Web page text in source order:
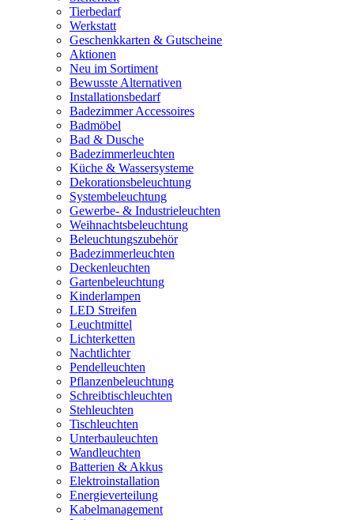
Tierbedarf
Werkstatt
Geschenkkarten & Gutscheine
Aktionen
Neu im Sortiment
Bewusste Alternativen
Installationsbedarf
Badezimmer Accessoires
Badmöbel
Bad & Dusche
Badezimmerleuchten
Küche & Wassersysteme
Dekorationsbeleuchtung
Systembeleuchtung
Gewerbe- & Industrieleuchten
Weihnachtsbeleuchtung
Beleuchtungszubehör
Badezimmerleuchten
Deckenleuchten
Gartenbeleuchtung
Kinderlampen
LED Streifen
Leuchtmittel
Lichterketten
Nachtlichter
Pendelleuchten
Pflanzenbeleuchtung
Schreibtischleuchten
Stehleuchten
Tischleuchten
Unterbauleuchten
Wandleuchten
Batterien & Akkus
Elektroinstallation
Energieverteilung
Kabelmanagement